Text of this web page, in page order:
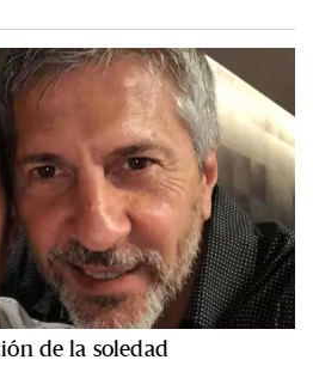
de la soledad